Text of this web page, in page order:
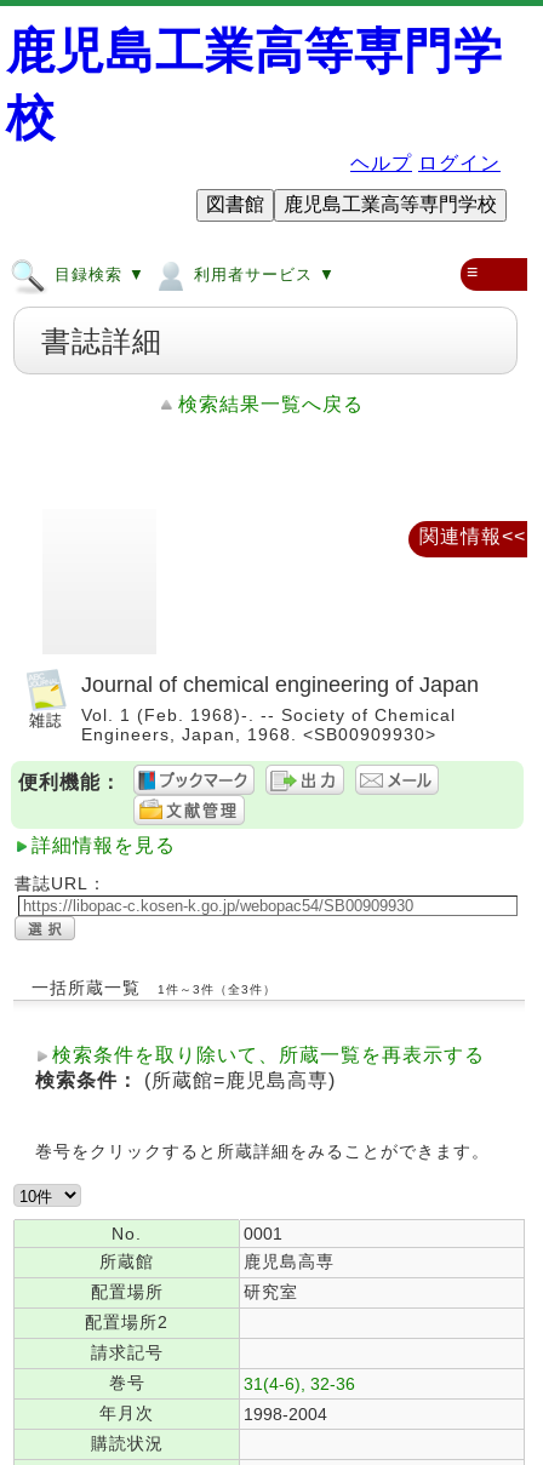
鹿児島工業高等専門学
校
ヘルプ ログイン
図書館
鹿児島工業高等専門学校
目録検索 ▼ 利用者サービス ▼ ≡
書誌詳細
検索結果一覧へ戻る
Journal of chemical engineering of Japan
Vol. 1 (Feb. 1968)-. -- Society of Chemical
Engineers, Japan, 1968. <SB00909930>
便利機能：
詳細情報を見る
書誌URL：
一括所蔵一覧 1件～3件（全3件）
検索条件を取り除いて、所蔵一覧を再表示する
検索条件：
(所蔵館=鹿児島高専)
巻号をクリックすると所蔵詳細をみることができます。
No.
0001
所蔵館
鹿児島高専
配置場所
研究室
配置場所2
請求記号
巻号
31(4-6), 32-36
年月次
1998-2004
購読状況
関連情報<<